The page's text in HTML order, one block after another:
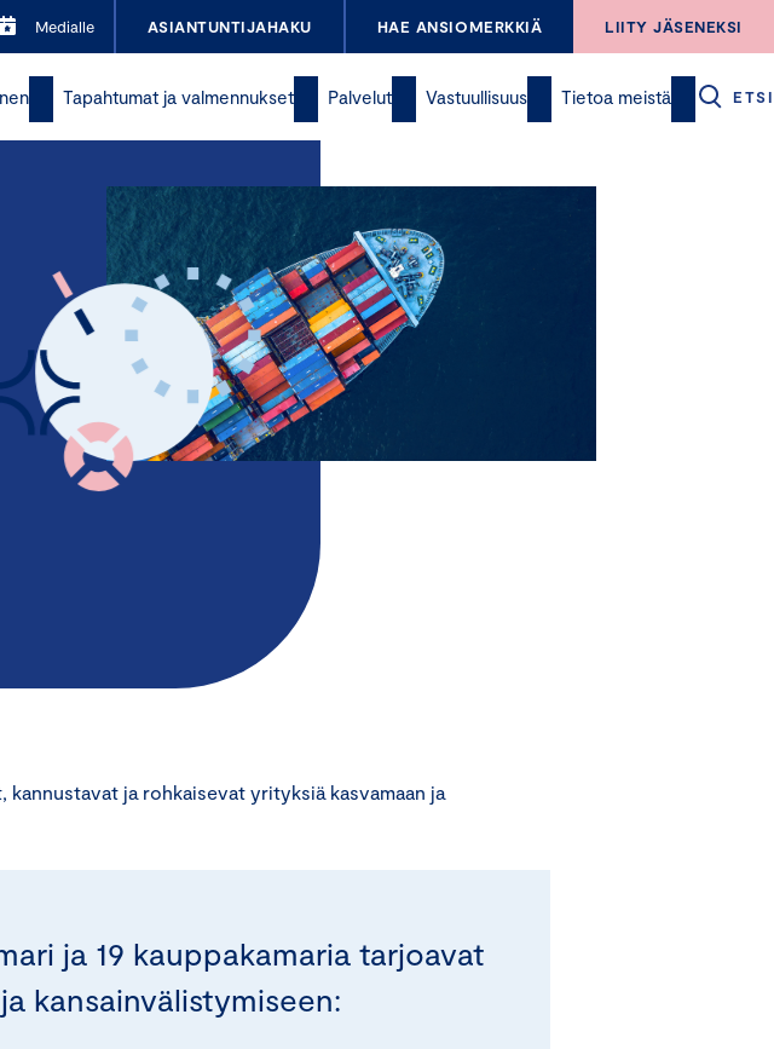
Medialle ASIANTUNTIJAHAKU HAE ANSIOMERKKIÄ LIITY JÄSENEKSI
Tapahtumat ja valmennukset Palvelut Vastuullisuus Tietoa meistä ETSI
kannustavat ja rohkaisevat yrityksiä kasvamaan ja
ja 19 kauppakamaria tarjoavat
kansainvälistymiseen: